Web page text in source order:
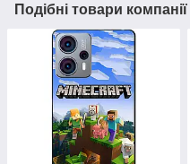
Подібні товари компанії